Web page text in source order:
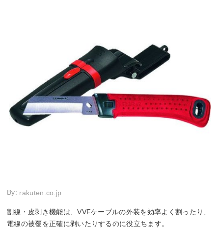
By: rakuten.co.jp
割線・皮剥き機能は、VVFケーブルの外装を効率よく割ったり、
電線の被覆を正確に剥いたりするのに役立ちます。